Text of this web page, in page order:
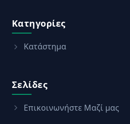
Κατηγορίες
Κατάστημα
Σελίδες
Επικοινωνήστε Μαζί μας